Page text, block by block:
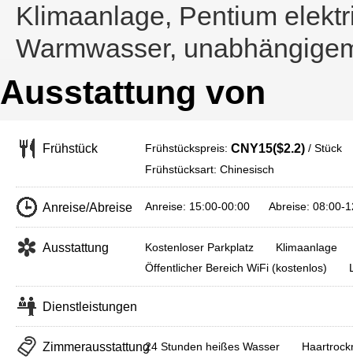
Klimaanlage, Pentium
Warmwasser,
Ausstattung von
Frühstück Frühstückspreis: CNY15($2.2) / Stück
Frühstücksart: Chinesisch
Anreise/Abreise Anreise: 15:00-00:00 Abreise: 08:00-
Ausstattung Kostenloser Parkplatz
Klimaanlage
Öffentlicher Bereich WiFi (kostenlos)
Dienstleistungen
Zimmerausstattung24 Stunden heißes Wasser